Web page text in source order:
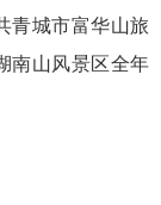
青城市富华山旅
南山风景区全年